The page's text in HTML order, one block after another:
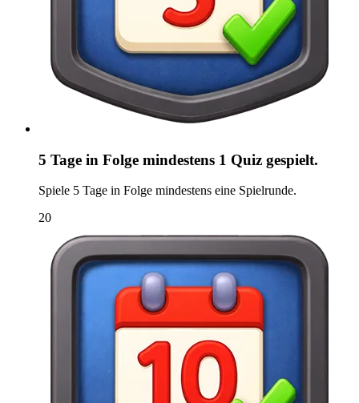
5 Tage in Folge mindestens 1 Quiz gespielt.
Spiele 5 Tage in Folge mindestens eine Spielrunde.
20